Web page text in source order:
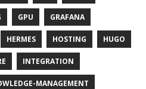
GPU GRAFANA
HERMES HOSTING HUGO
INTEGRATION
MANAGEMENT